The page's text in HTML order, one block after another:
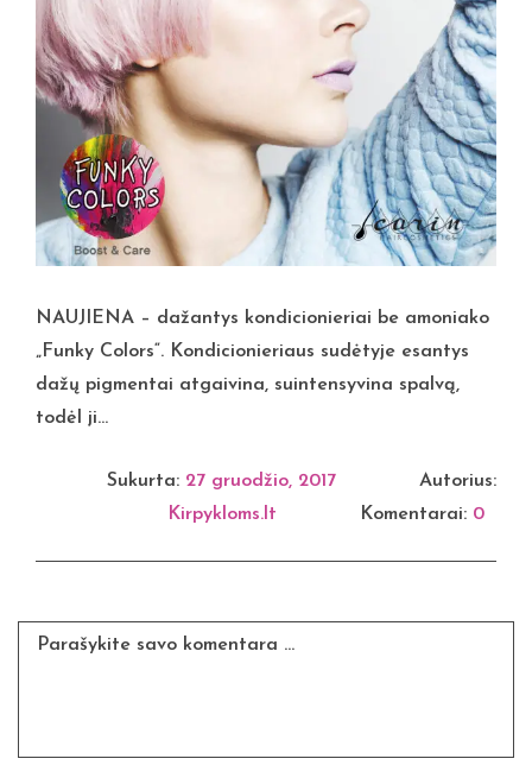
NAUJIENA – dažantys kondicionieriai be amoniako
„Funky Colors“. Kondicionieriaus sudėtyje esantys
dažų pigmentai atgaivina, suintensyvina spalvą,
todėl ji...
Sukurta: 27 gruodžio, 2017
Autorius:
Kirpykloms.lt
Komentarai: 0